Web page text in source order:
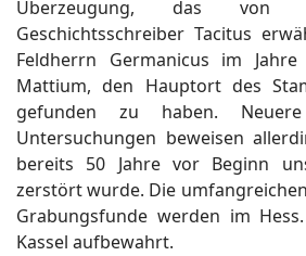
Überzeugung, das von
Geschichtsschreiber Tacitus
Feldherrn Germanicus im
Mattium, den Hauptort des
gefunden zu haben. Neuere
Untersuchungen beweisen
bereits 50 Jahre vor Beginn
zerstört wurde. Die
Grabungsfunde werden im
Kassel aufbewahrt.